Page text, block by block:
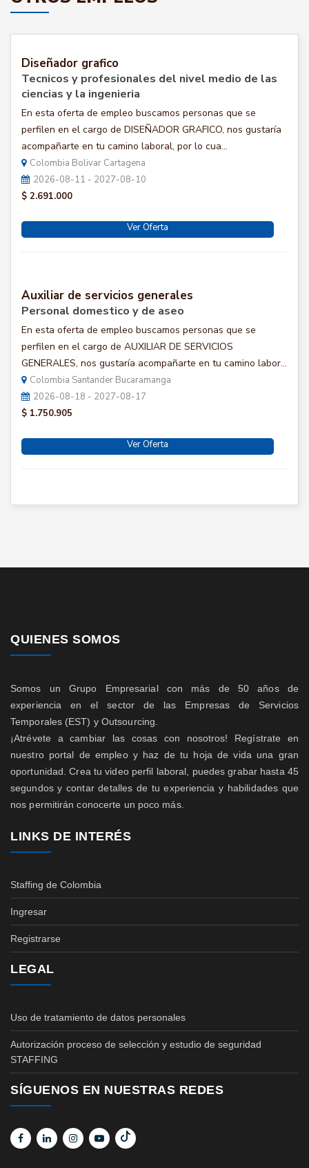
Diseñador grafico
Tecnicos y profesionales del nivel medio de las
ciencias y la ingenieria
En esta oferta de empleo buscamos personas que se
perfilen en el cargo de DISEÑADOR GRAFICO, nos gustaría
acompañarte en tu camino laboral, por lo cua...
Colombia Bolivar Cartagena
2026-08-11 - 2027-08-10
$ 2.691.000
Ver Oferta
Auxiliar de servicios generales
Personal domestico y de aseo
En esta oferta de empleo buscamos personas que se
perfilen en el cargo de AUXILIAR DE SERVICIOS
GENERALES, nos gustaría acompañarte en tu camino labor...
Colombia Santander Bucaramanga
2026-08-18 - 2027-08-17
$ 1.750.905
Ver Oferta
QUIENES SOMOS
Somos un Grupo Empresarial con más de 50 años de
experiencia en el sector de las Empresas de Servicios
Temporales (EST) y Outsourcing.
¡Atrévete a cambiar las cosas con nosotros! Regístrate en
nuestro portal de empleo y haz de tu hoja de vida una gran
oportunidad. Crea tu video perfil laboral, puedes grabar hasta 45
segundos y contar detalles de tu experiencia y habilidades que
nos permitirán conocerte un poco más.
LINKS DE INTERÉS
Staffing de Colombia
Ingresar
Registrarse
LEGAL
Uso de tratamiento de datos personales
Autorización proceso de selección y estudio de seguridad
STAFFING
SÍGUENOS EN NUESTRAS REDES